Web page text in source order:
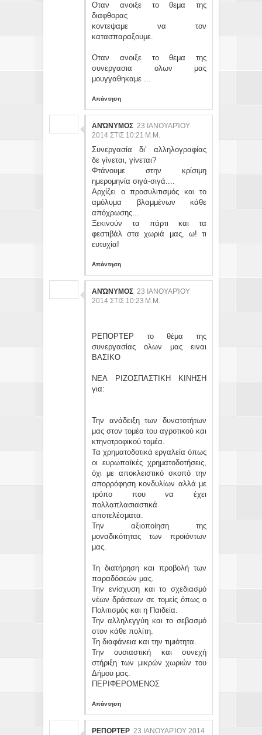
Οταν ανοιξε το θεμα της
διαφθορας
κοντεψαμε να τον
κατασπαραξουμε.
Οταν ανοιξε το θεμα της
συνεργασια ολων μας
μουγγαθηκαμε ...
Απάντηση
ΑΝΏΝΥΜΟΣ 23 ΙΑΝΟΥΑΡΊΟΥ
2014 ΣΤΙΣ 10:21 Μ.Μ.
Συνεργασία δι’ αλληλογραφίας
δε γίνεται, γίνεται?
Φτάνουμε στην κρίσιμη
ημερομηνία σιγά-σιγά....
Αρχίζει ο προσυλιτισμός και το
αμόλυμα βλαμμένων κάθε
απόχρωσης...
Ξεκινούν τα πάρτι και τα
φεστιβάλ στα χωριά μας, ω! τι
ευτυχία!
Απάντηση
ΑΝΏΝΥΜΟΣ 23 ΙΑΝΟΥΑΡΊΟΥ
2014 ΣΤΙΣ 10:23 Μ.Μ.
ΡΕΠΟΡΤΕΡ το θέμα της
συνεργασίας ολων μας ειναι
ΒΑΣΙΚΟ
ΝΕΑ ΡΙΖΟΣΠΑΣΤΙΚΗ ΚΙΝΗΣΗ
για:
Την ανάδειξη των δυνατοτήτων
μας στον τομέα του αγροτικού και
κτηνοτροφικού τομέα.
Τα χρηματοδοτικά εργαλεία όπως
οι ευρωπαϊκές χρηματοδοτήσεις,
όχι με αποκλειστικό σκοπό την
απορρόφηση κονδυλίων αλλά με
τρόπο που να έχει
πολλαπλασιαστικά
αποτελέσματα.
Την αξιοποίηση της
μοναδικότητας των προϊόντων
μας.
Τη διατήρηση και προβολή των
παραδόσεών μας.
Την ενίσχυση και το σχεδιασμό
νέων δράσεων σε τομείς όπως ο
Πολιτισμός και η Παιδεία.
Την αλληλεγγύη και το σεβασμό
στον κάθε πολίτη.
Τη διαφάνεια και την τιμιότητα.
Την ουσιαστική και συνεχή
στήριξη των μικρών χωριών του
Δήμου μας.
ΠΕΡΙΦΕΡΟΜΕΝΟΣ
Απάντηση
ΡΕΠΟΡΤΕΡ 23 ΙΑΝΟΥΑΡΊΟΥ 2014